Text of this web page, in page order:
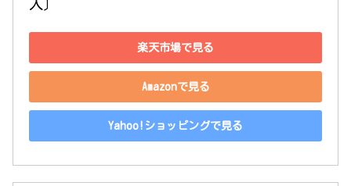
入〕
楽天市場で見る
Amazonで見る
Yahoo!ショッピングで見る